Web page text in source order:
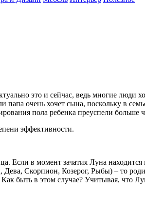
это и сейчас, ведь многие люди
очень хочет сына, поскольку в
пола ребенка преуспели больше
эффективности.
Если в момент зачатия Луна
Скорпион, Козерог, Рыбы) – то
быть в этом случае? Учитывая, что